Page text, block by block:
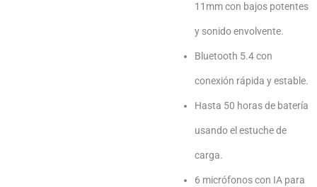
11mm con bajos potentes
y sonido envolvente.
Bluetooth 5.4 con
conexión rápida y estable.
Hasta 50 horas de batería
usando el estuche de
carga.
6 micrófonos con IA para